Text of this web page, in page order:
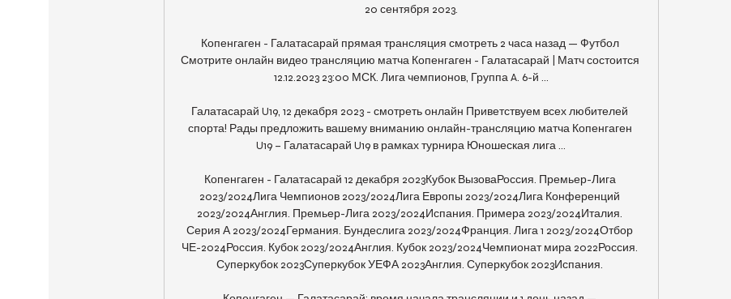
20 сентября 2023.
Копенгаген - Галатасарай прямая трансляция смотреть 2 часа назад — Футбол
Смотрите онлайн видео трансляцию матча Копенгаген - Галатасарай | Матч состоится
12.12.2023 23:00 МСК. Лига чемпионов, Группа A. 6-й ...
Галатасарай U19, 12 декабря 2023 - смотреть онлайн Приветствуем всех любителей
спорта! Рады предложить вашему вниманию онлайн-трансляцию матча Копенгаген
U19 – Галатасарай U19 в рамках турнира Юношеская лига ...
Копенгаген - Галатасарай 12 декабря 2023Кубок ВызоваРоссия. Премьер-Лига
2023/2024Лига Чемпионов 2023/2024Лига Европы 2023/2024Лига Конференций
2023/2024Англия. Премьер-Лига 2023/2024Испания. Примера 2023/2024Италия.
Серия А 2023/2024Германия. Бундеслига 2023/2024Франция. Лига 1 2023/2024Отбор
ЧЕ-2024Россия. Кубок 2023/2024Англия. Кубок 2023/2024Чемпионат мира 2022Россия.
Суперкубок 2023Суперкубок УЕФА 2023Англия. Суперкубок 2023Испания.